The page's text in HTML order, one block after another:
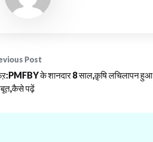
Post
के शानदार 8 साल,क़ृषि लचिलापन हुआ
पढ़ें